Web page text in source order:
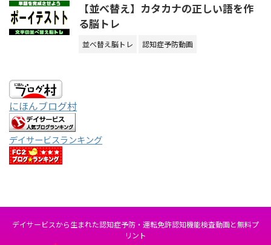
【並べ替え】カタカナの正しい語を作
る脳トレ
並べ替え脳トレ 認知症予防動画
にほんブログ村
デイサービスランキング
デイサービスから生まれた認知症予防・運転免許認知機能検査動画と無料プ
リント